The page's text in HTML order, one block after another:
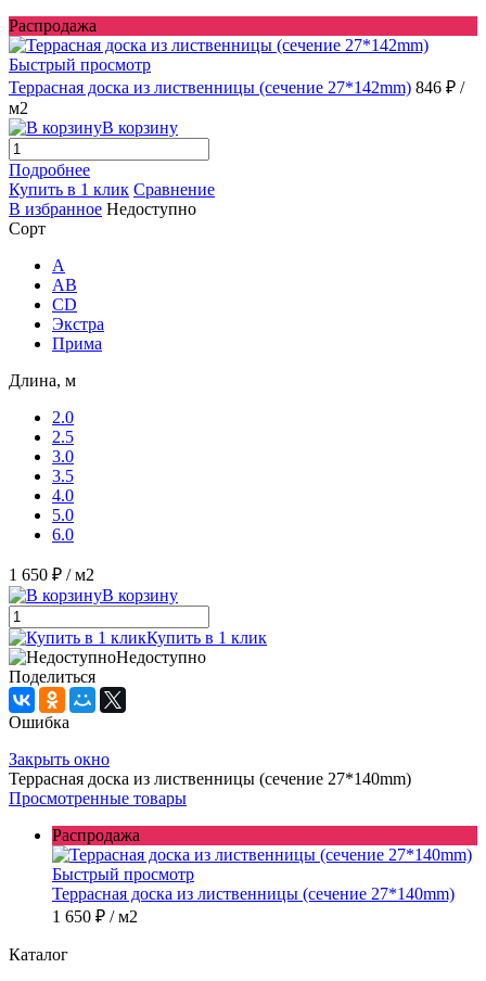
Распродажа
Быстрый просмотр
Террасная доска из лиственницы (сечение 27*142mm) 846 ₽ /
м2
В корзину
Подробнее
Купить в 1 клик Сравнение
В избранное Недоступно
Сорт
A
AB
CD
Экстра
Прима
Длина, м
2.0
2.5
3.0
3.5
4.0
5.0
6.0
1 650 ₽ / м2
В корзину
Купить в 1 клик
Недоступно
Поделиться
Ошибка
Закрыть окно
Террасная доска из лиственницы (сечение 27*140mm)
Просмотренные товары
Распродажа
Быстрый просмотр
Террасная доска из лиственницы (сечение 27*140mm)
1 650 ₽ / м2
Каталог